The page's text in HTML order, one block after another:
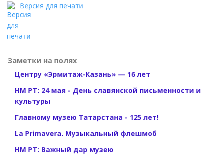
Версия для печати
Заметки на полях
Центру «Эрмитаж-Казань» — 16 лет
НМ РТ: 24 мая - День славянской письменности и
культуры
Главному музею Татарстана - 125 лет!
La Primavera. Музыкальный флешмоб
НМ РТ: Важный дар музею